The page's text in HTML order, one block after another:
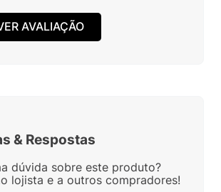
AVALIAÇÃO
& Respostas
dúvida sobre este produto?
lojista e a outros compradores!